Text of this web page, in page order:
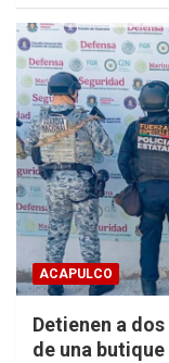
ACAPULCO
Detienen a
de una